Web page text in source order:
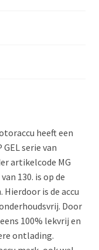
heeft een
serie van
artikelcode MG
130. is op de
is de accu
Door
100% lekvrij en
ontlading.